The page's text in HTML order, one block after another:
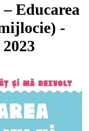
Educarea
-